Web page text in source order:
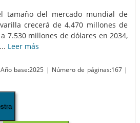
tamaño del mercado mundial de
crecerá de 4.470 millones de
7.530 millones de dólares en 2034,
Leer más
base:2025 | Número de páginas:167 |